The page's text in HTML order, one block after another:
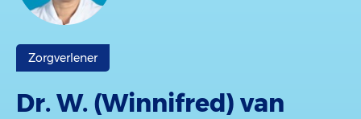
Zorgverlener
Dr. W. (Winnifred) van